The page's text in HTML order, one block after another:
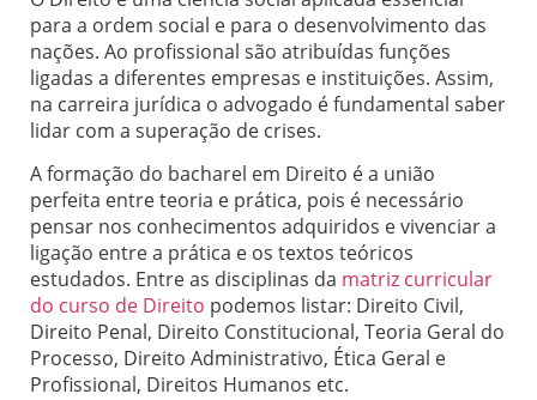
para a ordem social e para o desenvolvimento das
nações. Ao profissional são atribuídas funções
ligadas a diferentes empresas e instituições. Assim,
na carreira jurídica o advogado é fundamental saber
lidar com a superação de crises.
A formação do bacharel em Direito é a união
perfeita entre teoria e prática, pois é necessário
pensar nos conhecimentos adquiridos e vivenciar a
ligação entre a prática e os textos teóricos
estudados. Entre as disciplinas da matriz curricular
do curso de Direito podemos listar: Direito Civil,
Direito Penal, Direito Constitucional, Teoria Geral do
Processo, Direito Administrativo, Ética Geral e
Profissional, Direitos Humanos etc.